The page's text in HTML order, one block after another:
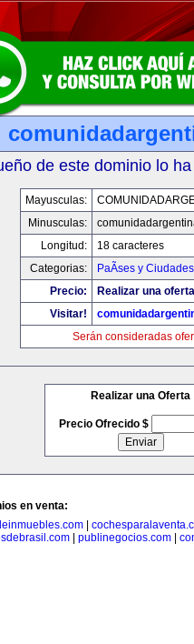
de este dominio lo
Mayusculas:
Minusculas:
Longitud:
18 caracteres
Categorias:
PaÃ­ses y Ciudades
Precio:
Realizar una
Visitar!
Serán consideradas
Realizar una Oferta
Precio Ofrecido $
en venta:
publinegocios.com